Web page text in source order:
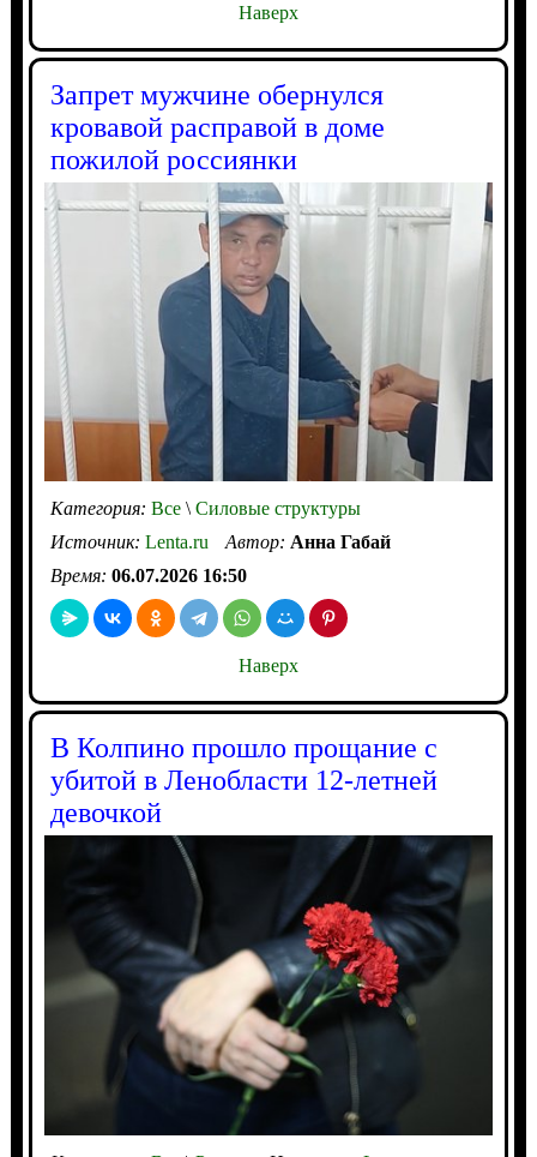
Наверх
Запрет мужчине обернулся
кровавой расправой в доме
пожилой россиянки
Категория: Все\Силовые структуры
Источник: Lenta.ru Автор: Анна Габай
Время: 06.07.2026 16:50
Наверх
В Колпино прошло прощание с
убитой в Ленобласти 12-летней
девочкой